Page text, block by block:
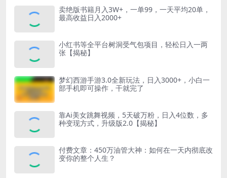
卖绝版书籍月入3W+，一单99，一天平均20单，
最高收益日入2000+
小红书等全平台树洞受气包项目，轻松日入一两
张【揭秘】
梦幻西游手游3.0全新玩法，日入3000+，小白一
部手机即可操作，干就完了
靠Ai美女跳舞视频，5天破万粉，日入4位数，多
种变现方式，升级版2.0【揭秘】
付费文章：450万油管大神：如何在一天内彻底改
变你的整个人生？